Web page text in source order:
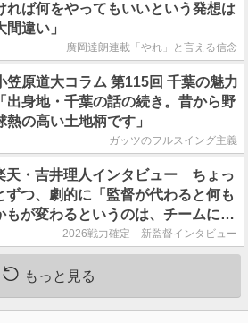
れば何をやってもいいという発想は
間違い」
廣岡達朗連載「やれ」と言える信念
笠原道大コラム 第115回 千葉の魅力
「出身地・千葉の話の続き。昔から野
熱の高い土地柄です」
ガッツのフルスイング主義
天・吉井理人インタビュー ちょっ
ずつ、劇的に「監督が代わると何も
もが変わるというのは、チームにと
って良くないことなんです」
2026戦力確定 新監督インタビュー
もっと見る